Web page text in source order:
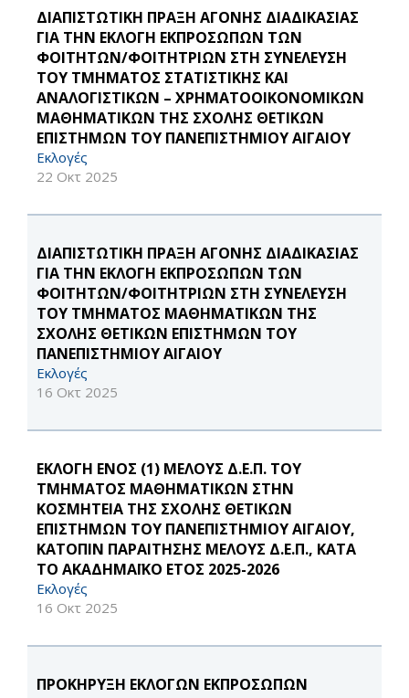
ΔΙΑΠΙΣΤΩΤΙΚΗ ΠΡΑΞΗ ΑΓΟΝΗΣ ΔΙΑΔΙΚΑΣΙΑΣ
ΓΙΑ ΤΗΝ ΕΚΛΟΓΗ ΕΚΠΡΟΣΩΠΩΝ ΤΩΝ
ΦΟΙΤΗΤΩΝ/ΦΟΙΤΗΤΡΙΩΝ ΣΤΗ ΣΥΝΕΛΕΥΣΗ
ΤΟΥ ΤΜΗΜΑΤΟΣ ΣΤΑΤΙΣΤΙΚΗΣ ΚΑΙ
ΑΝΑΛΟΓΙΣΤΙΚΩΝ – ΧΡΗΜΑΤΟΟΙΚΟΝΟΜΙΚΩΝ
ΜΑΘΗΜΑΤΙΚΩΝ ΤΗΣ ΣΧΟΛΗΣ ΘΕΤΙΚΩΝ
ΕΠΙΣΤΗΜΩΝ ΤΟΥ ΠΑΝΕΠΙΣΤΗΜΙΟΥ ΑΙΓΑΙΟΥ
Εκλογές
22 Οκτ 2025
ΔΙΑΠΙΣΤΩΤΙΚΗ ΠΡΑΞΗ ΑΓΟΝΗΣ ΔΙΑΔΙΚΑΣΙΑΣ
ΓΙΑ ΤΗΝ ΕΚΛΟΓΗ ΕΚΠΡΟΣΩΠΩΝ ΤΩΝ
ΦΟΙΤΗΤΩΝ/ΦΟΙΤΗΤΡΙΩΝ ΣΤΗ ΣΥΝΕΛΕΥΣΗ
ΤΟΥ ΤΜΗΜΑΤΟΣ ΜΑΘΗΜΑΤΙΚΩΝ ΤΗΣ
ΣΧΟΛΗΣ ΘΕΤΙΚΩΝ ΕΠΙΣΤΗΜΩΝ ΤΟΥ
ΠΑΝΕΠΙΣΤΗΜΙΟΥ ΑΙΓΑΙΟΥ
Εκλογές
16 Οκτ 2025
ΕΚΛΟΓΗ ΕΝΟΣ (1) ΜΕΛΟΥΣ Δ.Ε.Π. ΤΟΥ
ΤΜΗΜΑΤΟΣ ΜΑΘΗΜΑΤΙΚΩΝ ΣΤΗΝ
ΚΟΣΜΗΤΕΙΑ ΤΗΣ ΣΧΟΛΗΣ ΘΕΤΙΚΩΝ
ΕΠΙΣΤΗΜΩΝ ΤΟΥ ΠΑΝΕΠΙΣΤΗΜΙΟΥ ΑΙΓΑΙΟΥ,
ΚΑΤΟΠΙΝ ΠΑΡΑΙΤΗΣΗΣ ΜΕΛΟΥΣ Δ.Ε.Π., ΚΑΤΑ
ΤΟ ΑΚΑΔΗΜΑΪΚΟ ΕΤΟΣ 2025-2026
Εκλογές
16 Οκτ 2025
ΠΡΟΚΗΡΥΞΗ ΕΚΛΟΓΩΝ ΕΚΠΡΟΣΩΠΩΝ